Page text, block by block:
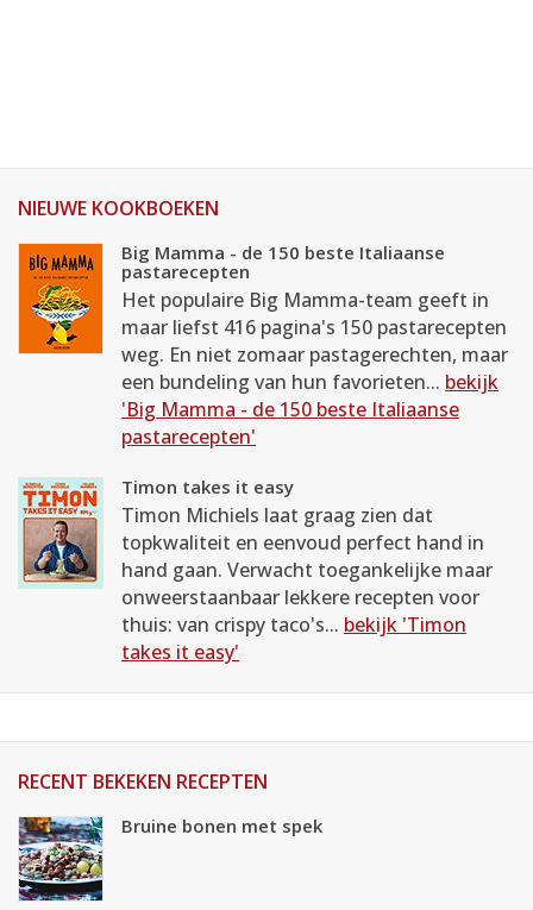
NIEUWE KOOKBOEKEN
Big Mamma - de 150 beste Italiaanse
pastarecepten
Het populaire Big Mamma-team geeft in
maar liefst 416 pagina's 150 pastarecepten
weg. En niet zomaar pastagerechten, maar
een bundeling van hun favorieten... bekijk
'Big Mamma - de 150 beste Italiaanse
pastarecepten'
Timon takes it easy
Timon Michiels laat graag zien dat
topkwaliteit en eenvoud perfect hand in
hand gaan. Verwacht toegankelijke maar
onweerstaanbaar lekkere recepten voor
thuis: van crispy taco's... bekijk 'Timon
takes it easy'
RECENT BEKEKEN RECEPTEN
Bruine bonen met spek